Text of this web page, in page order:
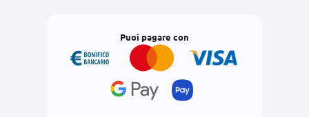
Puoi pagare con